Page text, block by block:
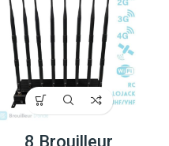
8 Brouilleur